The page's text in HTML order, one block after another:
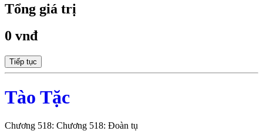
Tổng giá trị
0 vnđ
Tiếp tục
Tào Tặc
Chương 518: Chương 518: Đoàn tụ